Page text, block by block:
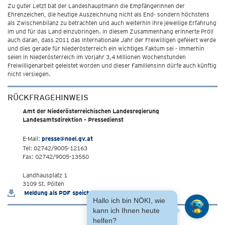
Zu guter Letzt bat der Landeshauptmann die EmpfängerInnen der
Ehrenzeichen, die heutige Auszeichnung nicht als End- sondern höchstens
als Zwischenbilanz zu betrachten und auch weiterhin ihre jeweilige Erfahrung
im und für das Land einzubringen. In diesem Zusammenhang erinnerte Pröll
auch daran, dass 2011 das Internationale Jahr der Freiwilligen gefeiert werde
und dies gerade für Niederösterreich ein wichtiges Faktum sei - immerhin
seien in Niederösterreich im Vorjahr 3,4 Millionen Wochenstunden
Freiwilligenarbeit geleistet worden und dieser Familiensinn dürfe auch künftig
nicht versiegen.
RÜCKFRAGEHINWEIS
Amt der Niederösterreichischen Landesregierung
Landesamtsdirektion - Pressedienst
E-Mail: presse@noel.gv.at
Tel: 02742/9005-12163
Fax: 02742/9005-13550
Landhausplatz 1
3109 St. Pölten
Meldung als PDF speichern
Hallo ich bin NÖKI, wie
kann ich Ihnen heute
helfen?